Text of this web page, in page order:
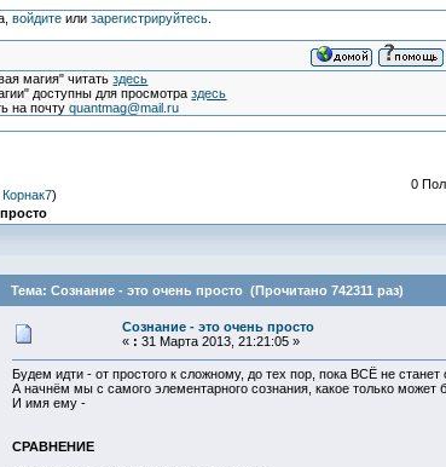
войдитеили зарегистрируйтесь.
магия" читатьздесь
доступны для просмотраздесь
на почтуquantmag@mail.ru
Корнак7)
0
Тема: Сознание - это очень просто (Прочитано 742311 раз)
Сознание - это очень просто
« : 31 Марта 2013, 21:21:05 »
Будем идти - от простого к сложному, до тех пор, пока ВСЁ не станет
А начнём мы с самого элементарного сознания, какое только может
И имя ему -
СРАВНЕНИЕ